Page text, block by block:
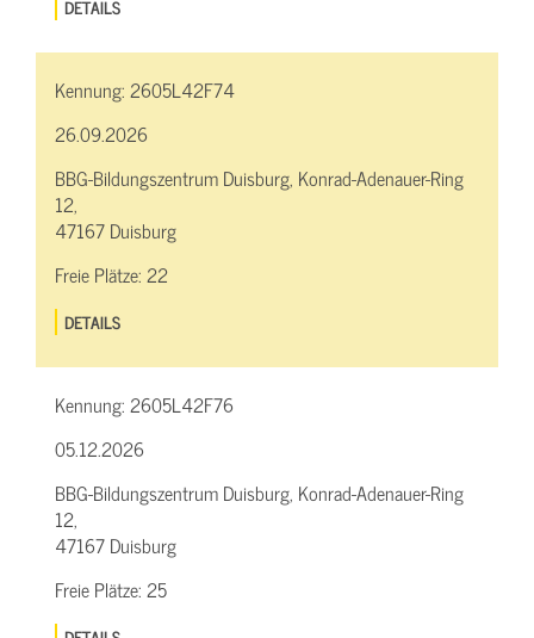
DETAILS
Kennung:2605L42F74
26.09.2026
BBG-Bildungszentrum Duisburg, Konrad-Adenauer-Ring
12,
47167 Duisburg
Freie Plätze:22
DETAILS
Kennung:2605L42F76
05.12.2026
BBG-Bildungszentrum Duisburg, Konrad-Adenauer-Ring
12,
47167 Duisburg
Freie Plätze:25